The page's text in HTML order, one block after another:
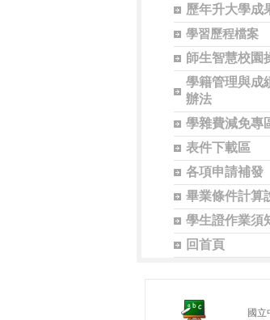
歷年升大學成
學習歷程檔案
師生智慧校園
學籍管理與成
辦法
學雜費減免專
表件下載區
各項申請補發
畢業條件計算
學生證作業須
回首頁
國立